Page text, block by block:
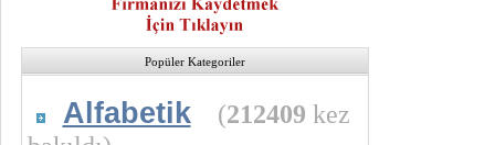
Popüler Kategoriler
Alfabetik (212409 kez